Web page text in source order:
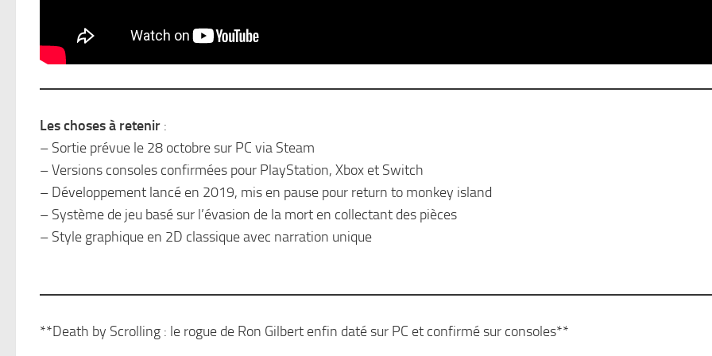
Les choses à retenir :
– Sortie prévue le 28 octobre sur PC via Steam
– Versions consoles confirmées pour PlayStation, Xbox et Switch
– Développement lancé en 2019, mis en pause pour return to monkey island
– Système de jeu basé sur l’évasion de la mort en collectant des pièces
– Style graphique en 2D classique avec narration unique
**Death by Scrolling : le rogue de Ron Gilbert enfin daté sur PC et confirmé sur consoles**